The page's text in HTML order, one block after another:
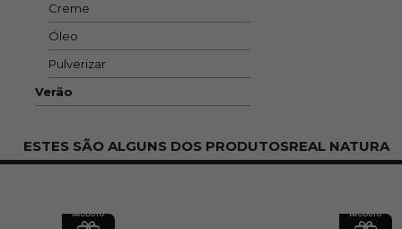
Creme
Óleo
Pulverizar
Verão
ESTES SÃO ALGUNS DOS PRODUTOSREAL NATURA
PRODUTO PRODUTO